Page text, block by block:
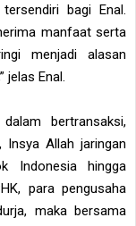
bagi Enal.
manfaat serta
menjadi alasan
jelas Enal.
bertransaksi,
Insya Allah jaringan
Indonesia hingga
para pengusaha
maka bersama